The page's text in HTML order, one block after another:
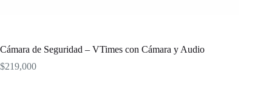
Cámara de Seguridad – VTimes con Cámara y Audio
$219,000